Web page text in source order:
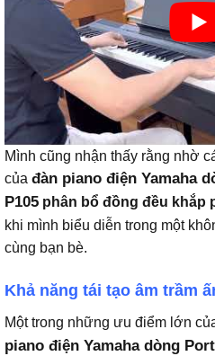
Mình cũng nhận thấy rằng nhờ
của đàn piano điện Yamaha
P105 phân bổ đồng đều khắp
khi mình biểu diễn trong một
cùng bạn bè.
Khả năng tái tạo âm trầm
Một trong những ưu điểm lớn
piano điện Yamaha dòng